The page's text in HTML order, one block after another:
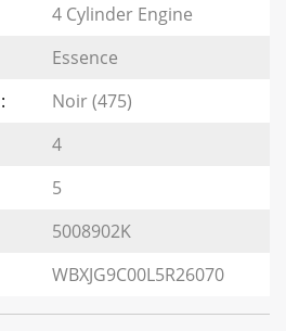
4 Cylinder Engine
Essence
Noir (475)
4
5
5008902K
WBXJG9C00L5R26070